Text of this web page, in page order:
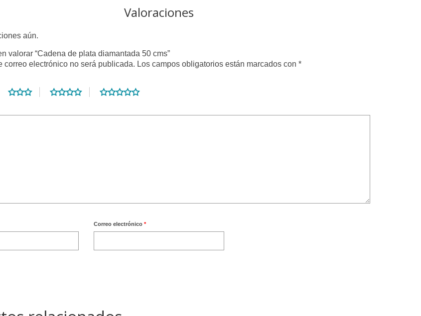
Valoraciones
aún.
valorar “Cadena de plata diamantada 50 cms”
correo electrónico no será publicada. Los campos obligatorios están marcados con *
Correo electrónico *